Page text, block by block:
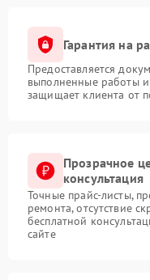
Гарантия на
Предоставляется
выполненные работы и
защищает клиента от
Прозрачное
консультация
Точные прайс-листы,
ремонта, отсутствие
бесплатной
сайте